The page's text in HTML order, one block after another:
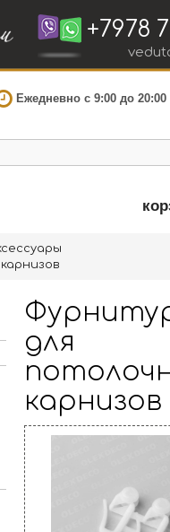
+7978
Ежедневно с 9:00 до 20:00
для
карнизов